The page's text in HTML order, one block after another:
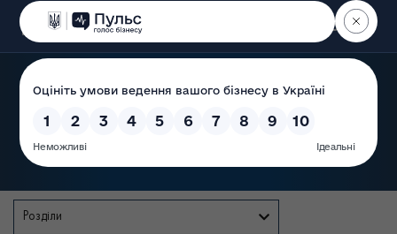
Пошук
Розділи